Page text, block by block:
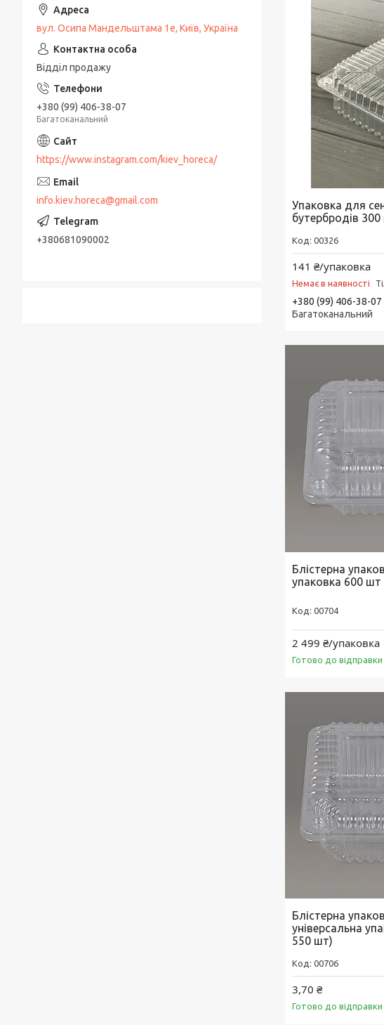
Упаковка для
бутербродів
00326
141 ₴/упаковка
Немає в наявності
+380 (99) 406-38-07
Багатоканальний
Блістерна
упаковка 600 шт
00704
2 499 ₴/упаковка
Готово до відправки
Блістерна
універсальна
550 шт)
00706
3,70 ₴
Готово до відправки
вул. Осипа Мандельштама 1е, Київ, Україна
Відділ продажу
+380 (99) 406-38-07
Багатоканальний
https://www.instagram.com/kiev_horeca/
info.kiev.horeca@gmail.com
+380681090002